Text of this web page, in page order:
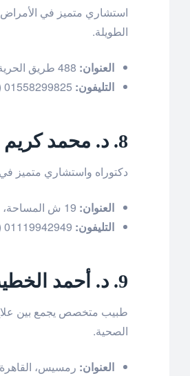
استشاري متميز في الأمراض
الطويلة.
العنوان:
التليفون:
8. د. محمد كريم عاشور
دكتوراه واستشاري متميز
العنوان:
التليفون:
9. د. أحمد الخطيب
طبيب متخصص يجمع بين علاج
الصحية.
العنوان: رمسيس،